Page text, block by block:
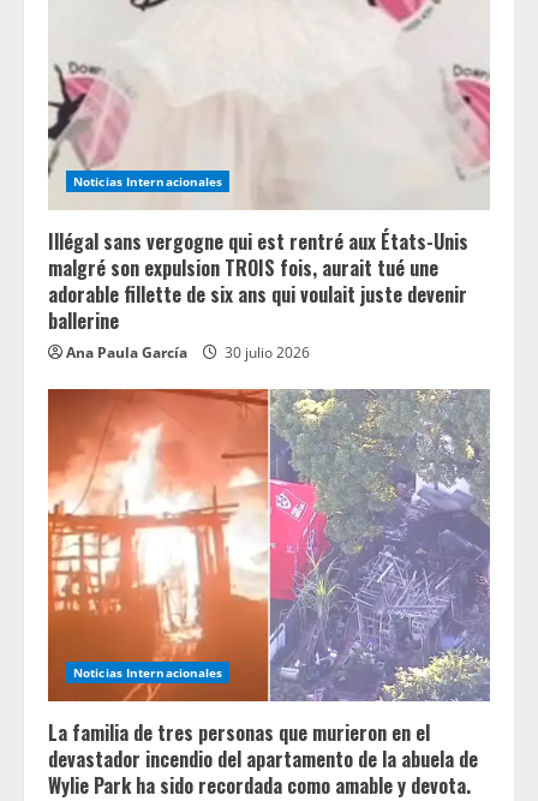
i
n
g
Noticias Internacionales
Illégal sans vergogne qui est rentré aux États-Unis
malgré son expulsion TROIS fois, aurait tué une
adorable fillette de six ans qui voulait juste devenir
ballerine
Ana Paula García 30 julio 2026
Noticias Internacionales
La familia de tres personas que murieron en el
devastador incendio del apartamento de la abuela de
Wylie Park ha sido recordada como amable y devota.